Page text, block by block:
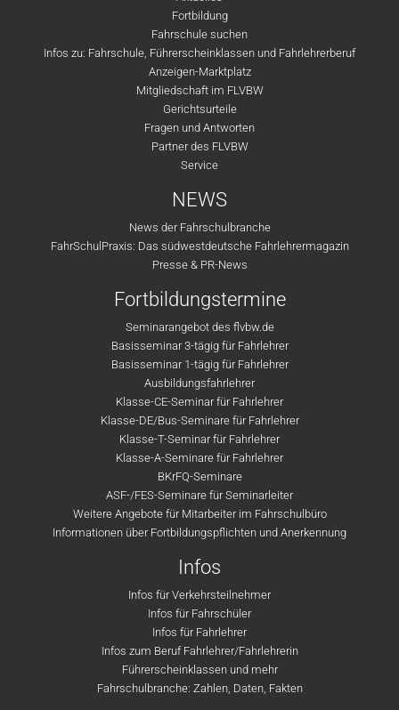
Fortbildung
Fahrschule suchen
Infos zu: Fahrschule, Führerscheinklassen und Fahrlehrerberuf
Anzeigen-Marktplatz
Mitgliedschaft im FLVBW
Gerichtsurteile
Fragen und Antworten
Partner des FLVBW
Service
NEWS
News der Fahrschulbranche
FahrSchulPraxis: Das südwestdeutsche Fahrlehrermagazin
Presse & PR-News
Fortbildungstermine
Seminarangebot des flvbw.de
Basisseminar 3-tägig für Fahrlehrer
Basisseminar 1-tägig für Fahrlehrer
Ausbildungsfahrlehrer
Klasse-CE-Seminar für Fahrlehrer
Klasse-DE/Bus-Seminare für Fahrlehrer
Klasse-T-Seminar für Fahrlehrer
Klasse-A-Seminare für Fahrlehrer
BKrFQ-Seminare
ASF-/FES-Seminare für Seminarleiter
Weitere Angebote für Mitarbeiter im Fahrschulbüro
Informationen über Fortbildungspflichten und Anerkennung
Infos
Infos für Verkehrsteilnehmer
Infos für Fahrschüler
Infos für Fahrlehrer
Infos zum Beruf Fahrlehrer/Fahrlehrerin
Führerscheinklassen und mehr
Fahrschulbranche: Zahlen, Daten, Fakten